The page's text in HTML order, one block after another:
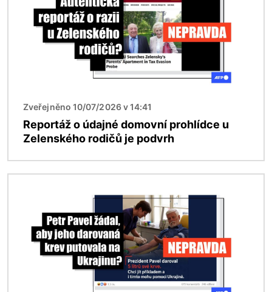
Zveřejněno 10/07/2026 v 14:41
Reportáž o údajné domovní prohlídce u
Zelenského rodičů je podvrh